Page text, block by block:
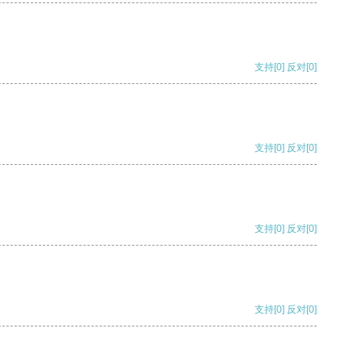
支持[0] 反对[0]
支持[0] 反对[0]
支持[0] 反对[0]
支持[0] 反对[0]